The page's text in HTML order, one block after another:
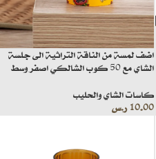
اضف لمسة من الناقة التراثية الى جلسة
الشاي مع 50 كوب الشالكي اصفر وسط
كاسات الشاي والحليب
10.00 ر.س